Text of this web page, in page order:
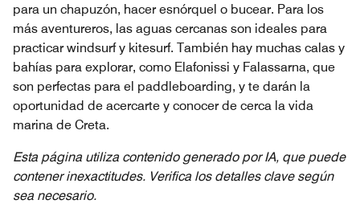
para un chapuzón, hacer esnórquel o bucear. Para los
más aventureros, las aguas cercanas son ideales para
practicar windsurf y kitesurf. También hay muchas calas y
bahías para explorar, como Elafonissi y Falassarna, que
son perfectas para el paddleboarding, y te darán la
oportunidad de acercarte y conocer de cerca la vida
marina de Creta.
Esta página utiliza contenido generado por IA, que puede
contener inexactitudes. Verifica los detalles clave según
sea necesario.